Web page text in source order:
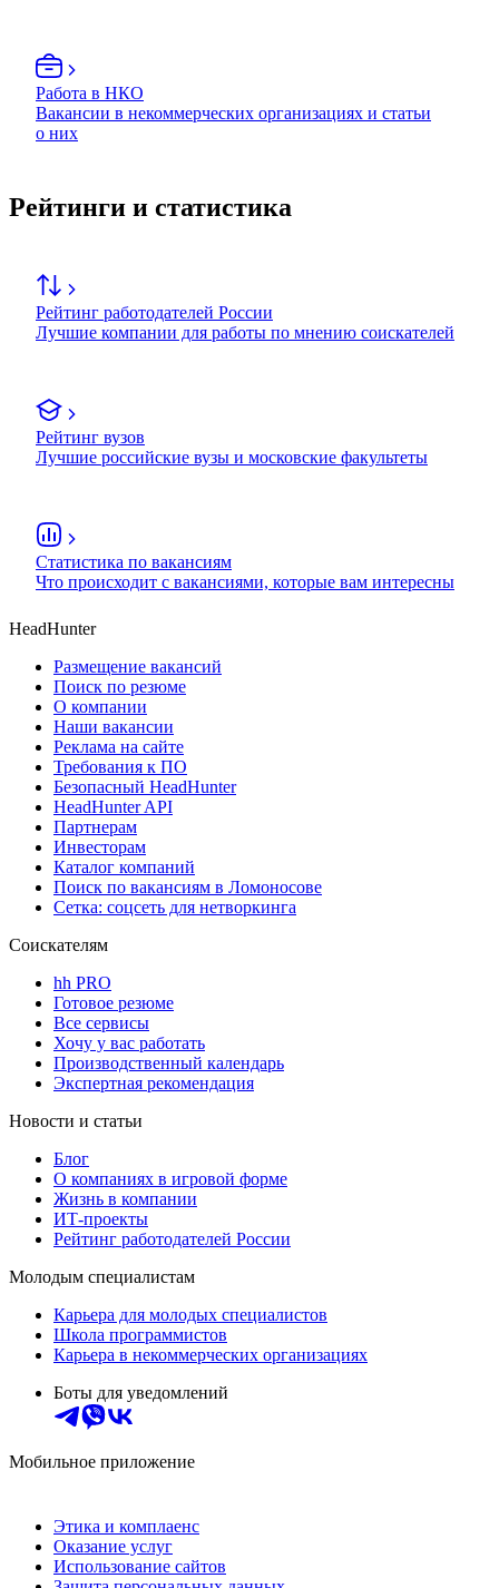
Работа в НКО
Вакансии в некоммерческих организациях и статьи
о них
Рейтинги и статистика
Рейтинг работодателей России
Лучшие компании для работы по мнению соискателей
Рейтинг вузов
Лучшие российские вузы и московские факультеты
Статистика по вакансиям
Что происходит с вакансиями, которые вам интересны
HeadHunter
Размещение вакансий
Поиск по резюме
О компании
Наши вакансии
Реклама на сайте
Требования к ПО
Безопасный HeadHunter
HeadHunter API
Партнерам
Инвесторам
Каталог компаний
Поиск по вакансиям в Ломоносове
Сетка: соцсеть для нетворкинга
Соискателям
hh PRO
Готовое резюме
Все сервисы
Хочу у вас работать
Производственный календарь
Экспертная рекомендация
Новости и статьи
Блог
О компаниях в игровой форме
Жизнь в компании
ИТ-проекты
Рейтинг работодателей России
Молодым специалистам
Карьера для молодых специалистов
Школа программистов
Карьера в некоммерческих организациях
Боты для уведомлений
Мобильное приложение
Этика и комплаенс
Оказание услуг
Использование сайтов